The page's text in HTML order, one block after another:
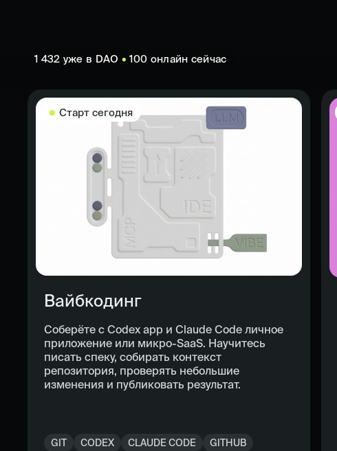
1 432 уже в DAO • 100 онлайн сейчас
Старт сегодня
Вайбкодинг
Соберёте с Codex app и Claude Code личное
приложение или микро-SaaS. Научитесь
писать спеку, собирать контекст
репозитория, проверять небольшие
изменения и публиковать результат.
GIT CODEX CLAUDE CODE GITHUB